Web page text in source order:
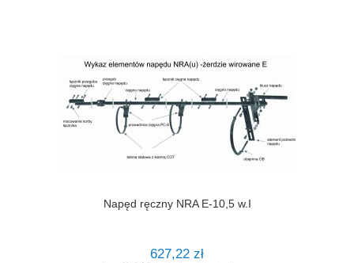
Napęd ręczny NRA E-10,5 w.I
627,22 zł